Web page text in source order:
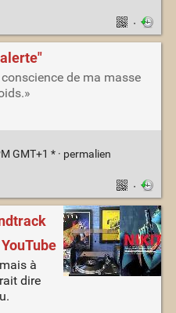
·
de ma masse
GMT+1 * · permalien
·
à
dire